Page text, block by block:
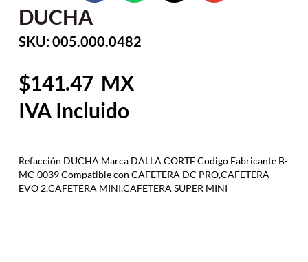
DUCHA
SKU: 005.000.0482
141.47
Refacción DUCHA Marca DALLA CORTE Codigo Fabricante B-
MC-0039 Compatible con CAFETERA DC PRO,CAFETERA
EVO 2,CAFETERA MINI,CAFETERA SUPER MINI